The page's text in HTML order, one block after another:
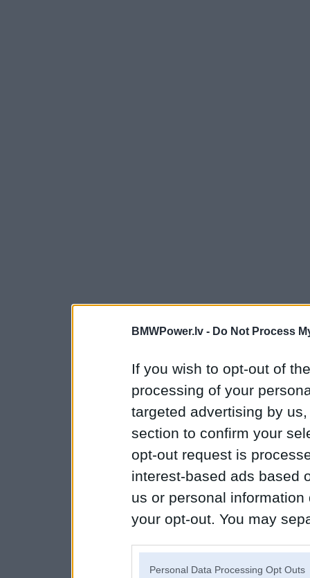
BMWPower.lv - Do Not Process
If you wish to opt-out of
processing of your
targeted advertising by
section to confirm your
opt-out request is
interest-based ads based
us or personal
your opt-out. You may
Personal Data Processing Opt Outs